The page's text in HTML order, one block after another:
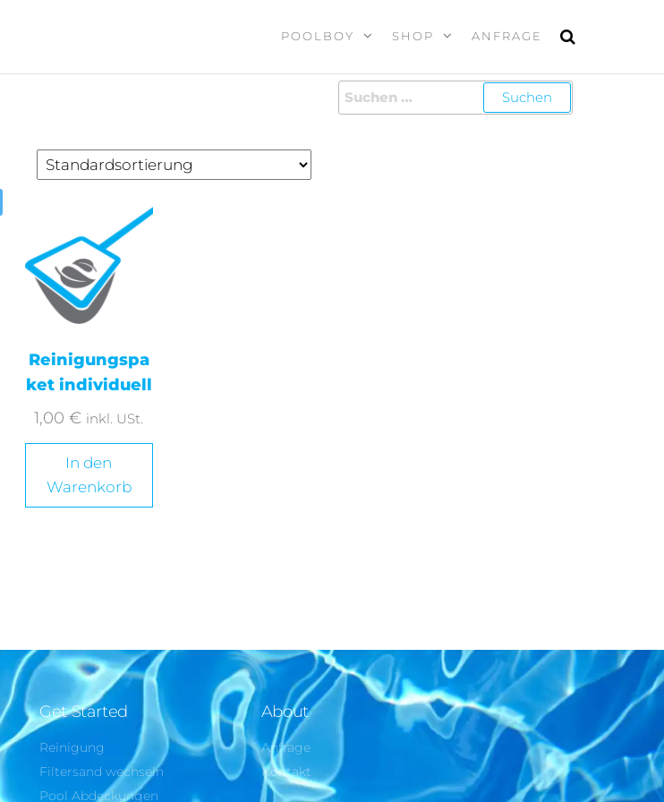
POOLBOY SHOP ANFRAGE
Reinigungspa
ket individuell
1,00€ inkl. USt.
In den
Warenkorb
Get Started
Reinigung
Filtersand wechseln
Pool Abdeckungen
About
Anfrage
Kontakt